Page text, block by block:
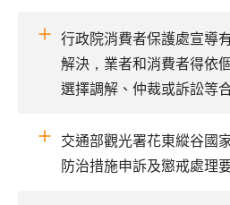
行政院消費者保護處宣導
解決，業者和消費者得依
選擇調解、仲裁或訴訟等
交通部觀光署花東縱谷國
防治措施申訴及懲戒處理